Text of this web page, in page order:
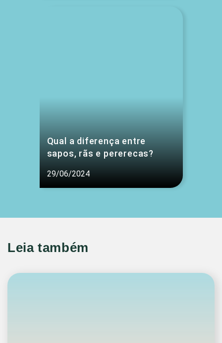
Qual a diferença entre
sapos, rãs e pererecas?
29/06/2024
Leia também